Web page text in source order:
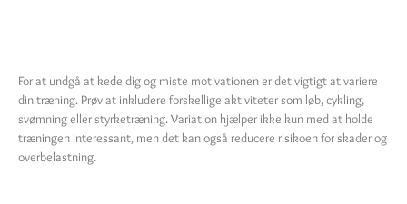
For at undgå at kede dig og miste motivationen er det vigtigt at variere
din træning. Prøv at inkludere forskellige aktiviteter som løb, cykling,
svømning eller styrketræning. Variation hjælper ikke kun med at holde
træningen interessant, men det kan også reducere risikoen for skader og
overbelastning.